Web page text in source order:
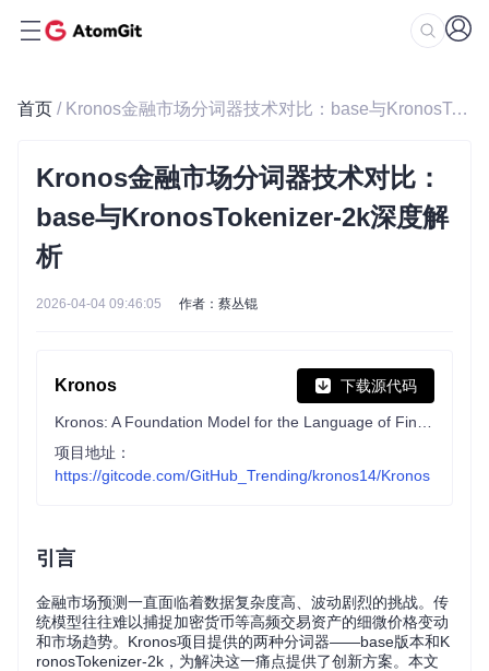
首页 / Kronos金融市场分词器技术对比：base与KronosTokenizer-2k深度解析
Kronos金融市场分词器技术对比：
base与KronosTokenizer-2k深度解
析
2026-04-04 09:46:05 作者：蔡丛锟
Kronos 下载源代码
项目地址：
https://gitcode.com/GitHub_Trending/kronos14/Kronos
引言
金融市场预测一直面临着数据复杂度高、波动剧烈的挑战。传
统模型往往难以捕捉加密货币等高频交易资产的细微价格变动
和市场趋势。Kronos项目提供的两种分词器——base版本和K
ronosTokenizer-2k，为解决这一痛点提供了创新方案。本文